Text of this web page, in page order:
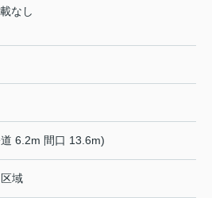
なし
6.2m 間口 13.6m)
域